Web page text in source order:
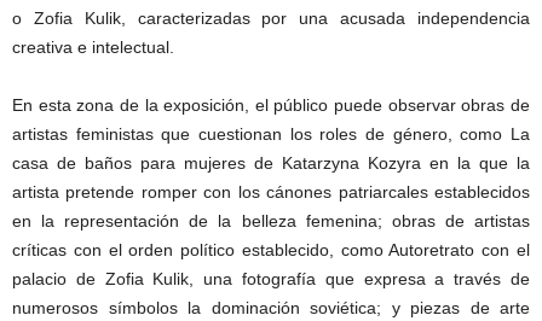
o Zofia Kulik, caracterizadas por una acusada independencia
creativa e intelectual.
En esta zona de la exposición, el público puede observar obras de
artistas feministas que cuestionan los roles de género, como La
casa de baños para mujeres de Katarzyna Kozyra en la que la
artista pretende romper con los cánones patriarcales establecidos
en la representación de la belleza femenina; obras de artistas
críticas con el orden político establecido, como Autoretrato con el
palacio de Zofia Kulik, una fotografía que expresa a través de
numerosos símbolos la dominación soviética; y piezas de arte